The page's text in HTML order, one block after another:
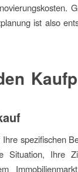
ist also
spezifischen
Situation, Ihre